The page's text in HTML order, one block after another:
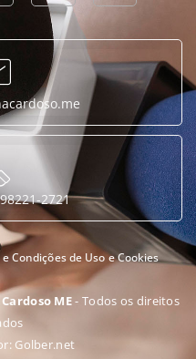
2721
Condições de Uso e Cookies
ME- Todos os direitos
Golber.net